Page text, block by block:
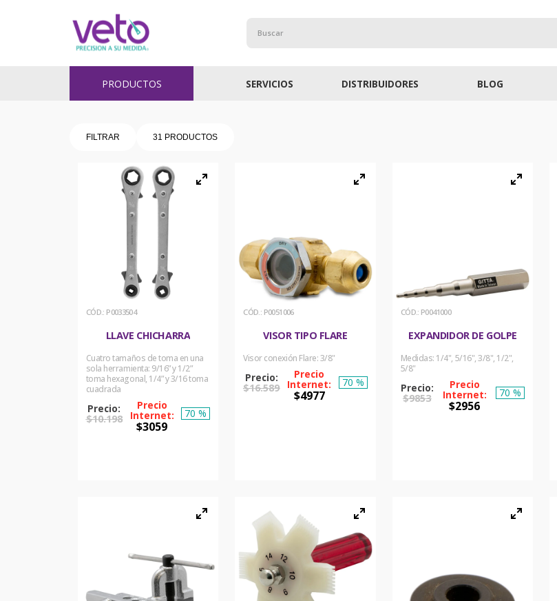
PRODUCTOS SERVICIOS DISTRIBUIDORES BLOG
FILTRAR 31 PRODUCTOS
: P0033504
LLAVE CHICHARRA
Cuatro tamaños de toma en una
sola herramienta: 9/16” y 1/2”
toma hexagonal, 1/4” y 3/16 toma
cuadrada
$10.198
$3059
70 %
: P0051006
VISOR TIPO FLARE
Visor conexión Flare: 3/8"
$16.589
$4977
70 %
: P0041000
EXPANDIDOR DE GOLPE
Medidas: 1/4", 5/16", 3/8", 1/2",
5/8"
$9853
$2956
70 %